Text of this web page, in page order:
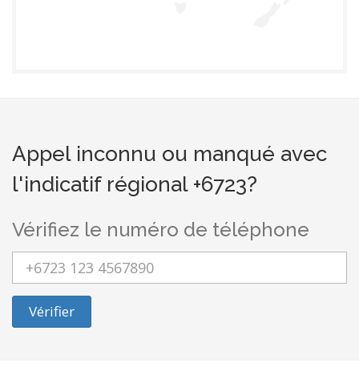
Appel inconnu ou manqué avec
l'indicatif régional +6723?
Vérifiez le numéro de téléphone
Vérifier